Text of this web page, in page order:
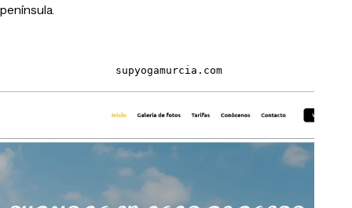
península.
supyogamurcia.com